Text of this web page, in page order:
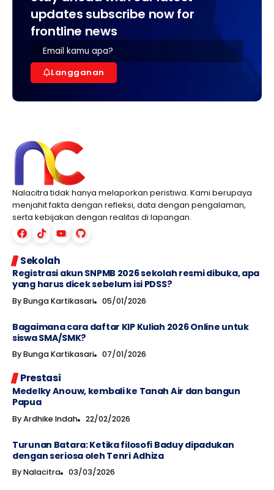
updates subscribe now for
frontline news
Langganan
Nalacitra tidak hanya melaporkan peristiwa. Kami berupaya
menjahit fakta dengan refleksi, data dengan pengalaman,
serta kebijakan dengan realitas di lapangan.
Sekolah
Registrasi akun SNPMB 2026 sekolah resmi dibuka, apa
yang harus dicek sebelum isi PDSS?
ByBunga Kartikasari 05/01/2026
Bagaimana cara daftar KIP Kuliah 2026 Online untuk
siswa SMA/SMK?
ByBunga Kartikasari 07/01/2026
Prestasi
Medelky Anouw, kembali ke Tanah Air dan bangun
Papua
ByArdhike Indah 22/02/2026
Turunan Batara: Ketika filosofi Baduy dipadukan
dengan seriosa oleh Tenri Adhiza
ByNalacitra 03/03/2026